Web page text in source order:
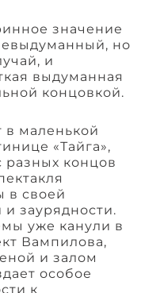
значение
но
и
выдуманная
концовкой.
в маленькой
«Тайга»,
разных концов
в своей
и заурядности.
уже канули в
Вампилова,
и залом
особое
к